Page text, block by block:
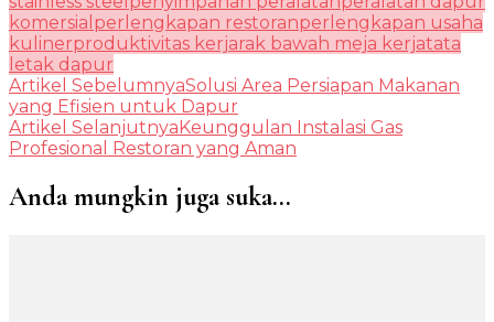
komersial perlengkapan restoranperlengkapan usaha
kulinerproduktivitas kerjarak bawah meja kerjatata
letak dapur
Navigasi
Artikel
Artikel SebelumnyaSolusi Area Persiapan Makanan
yang Efisien untuk Dapur
Artikel Selanjutnya Keunggulan Instalasi Gas
Profesional Restoran yang Aman
Anda mungkin juga suka...